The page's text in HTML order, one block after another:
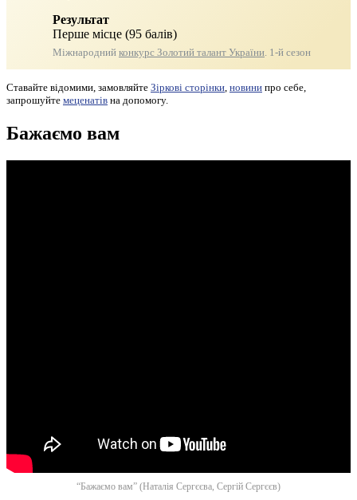
Результат
Перше місце (95 балів)
Міжнародний конкурс Золотий талант України . 1-й сезон
Ставайте відомими, замовляйте Зіркові сторінки новини про себе,
запрошуйте меценатів на допомогу.
Бажаємо вам
“Бажаємо вам” (Наталія Сергєєва, Сергій Сергєєв)